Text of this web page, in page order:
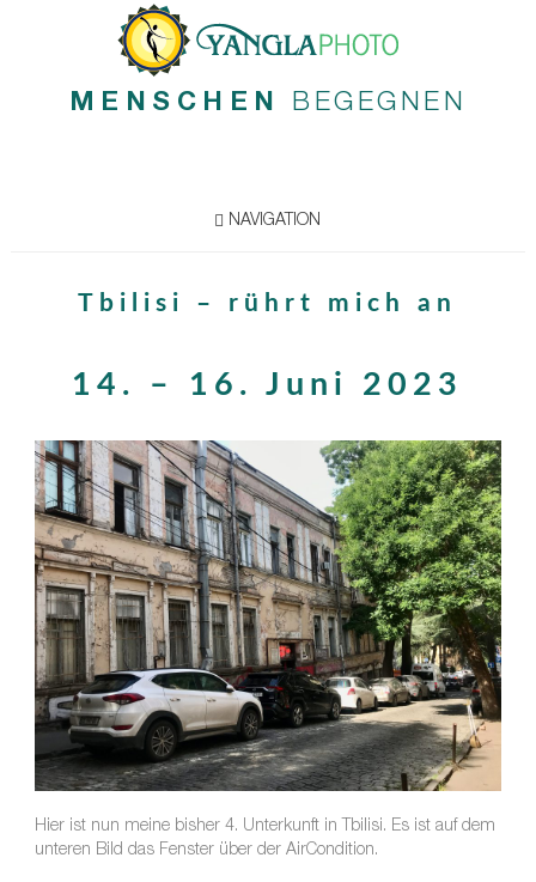
MENSCHEN BEGEGNEN
NAVIGATION
Tbilisi – rührt mich an
14. – 16. Juni 2023
Hier ist nun meine bisher 4. Unterkunft in Tbilisi. Es ist auf dem
unteren Bild das Fenster über der AirCondition.